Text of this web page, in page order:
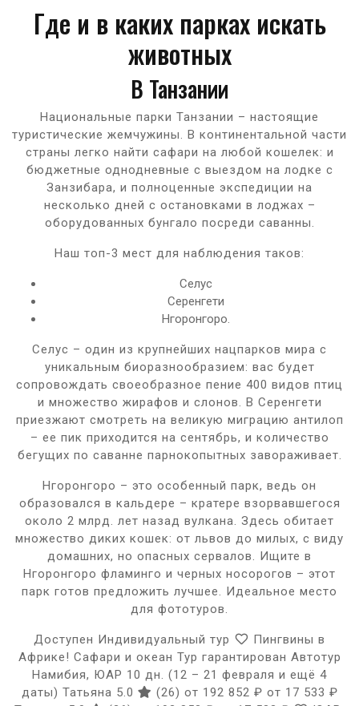
Где и в каких парках искать
животных
В Танзании
Национальные парки Танзании – настоящие
туристические жемчужины. В континентальной части
страны легко найти сафари на любой кошелек: и
бюджетные однодневные с выездом на лодке с
Занзибара, и полноценные экспедиции на
несколько дней с остановками в лоджах –
оборудованных бунгало посреди саванны.
Наш топ-3 мест для наблюдения таков:
Селус
Серенгети
Нгоронгоро.
Селус – один из крупнейших нацпарков мира с
уникальным биоразнообразием: вас будет
сопровождать своеобразное пение 400 видов птиц
и множество жирафов и слонов. В Серенгети
приезжают смотреть на великую миграцию антилоп
– ее пик приходится на сентябрь, и количество
бегущих по саванне парнокопытных завораживает.
Нгоронгоро – это особенный парк, ведь он
образовался в кальдере – кратере взорвавшегося
около 2 млрд. лет назад вулкана. Здесь обитает
множество диких кошек: от львов до милых, с виду
домашних, но опасных сервалов. Ищите в
Нгоронгоро фламинго и черных носорогов – этот
парк готов предложить лучшее. Идеальное место
для фототуров.
Доступен Индивидуальный тур
Пингвины в
Африке! Сафари и океан Тур гарантирован Автотур
Намибия, ЮАР 10 дн. (12 – 21 февраля и ещё 4
даты) Татьяна 5.0 (26) от 192 852 ₽ от 17 533 ₽